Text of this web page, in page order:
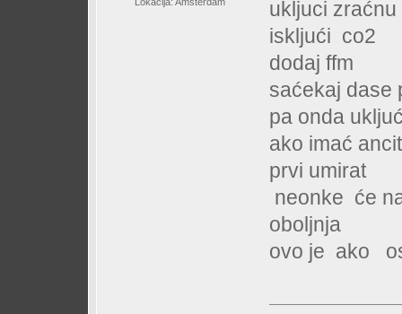
ukljuci
iskljući co2
dodaj ffm
saćekaj dase
pa onda
ako imać
prvi umirat
neonke će
oboljnja
ovo je ako